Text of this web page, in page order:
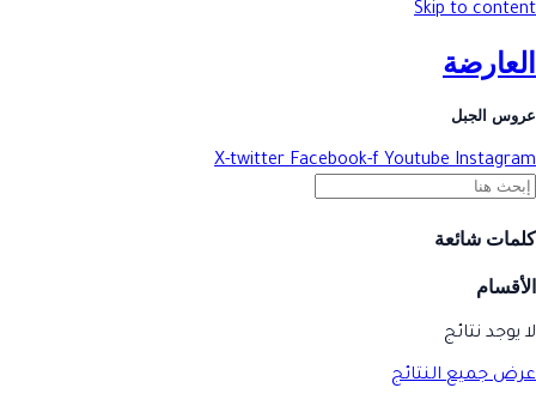
Skip to content
العارضة
عروس الجبل
X-twitter Facebook-f Youtube Instagram
كلمات شائعة
الأقسام
لا يوجد نتائج
عرض جميع النتائج